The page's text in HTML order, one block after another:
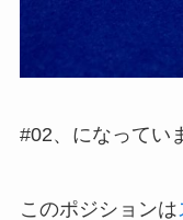
#02、になってい
このポジションは